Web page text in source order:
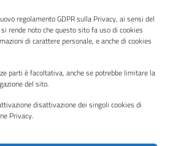
regolamento GDPR sulla Privacy, ai sensi del
rende noto che questo sito fa uso di cookies
di carattere personale, e anche di cookies
parti è facoltativa, anche se potrebbe limitare la
del sito.
disattivazione dei singoli cookies di
Privacy.
sito